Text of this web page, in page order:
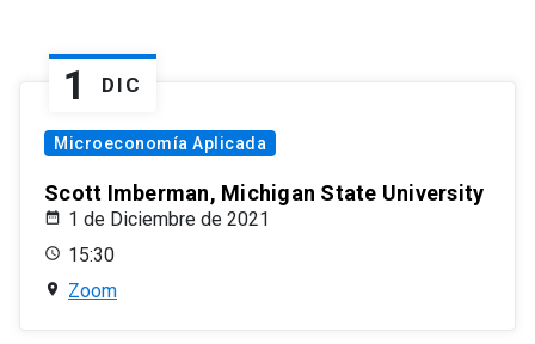
1 DIC
Microeconomía Aplicada
Scott Imberman, Michigan State University
1 de Diciembre de 2021
15:30
Zoom